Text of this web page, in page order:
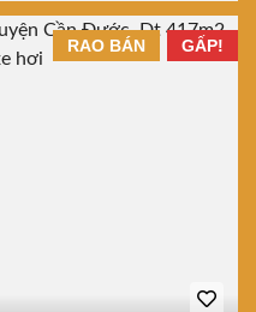
GẤP!
RAO BÁN